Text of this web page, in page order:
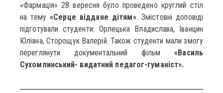
«Фармація» 28 вересня було проведено круглий стіл
на тему«Серце віддане дітям». Змістовні доповіді
підготували студенти: Орлецька Владислава, Іванцин
Юліана, Сторощук Валерій. Також студенти мали змогу
переглянути документальний фільм«Василь
Сухомлинський- видатний педагог-гуманіст».